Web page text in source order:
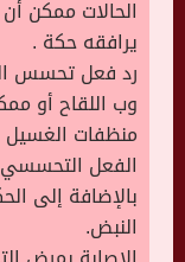
الحالات ممكن
يرافقه حكة .
رد فعل تحسس
وب اللقاح أو
منظفات الغسيل
الفعل
بالإضافة إلى
النبض.